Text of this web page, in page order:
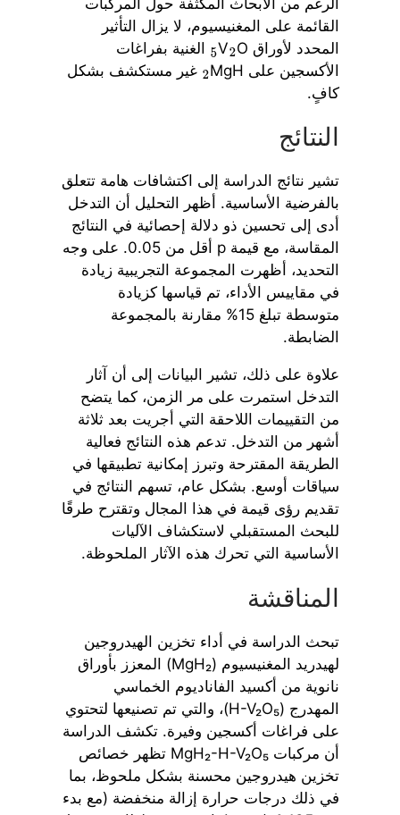
القائمة على المغنيسيوم، لا يزال التأثير
المحدد لأوراق V
2O
5 الغنية بفراغات
الأكسجين على MgH
2 غير مستكشف بشكل
كافٍ.
النتائج
تشير نتائج الدراسة إلى اكتشافات هامة تتعلق
بالفرضية الأساسية. أظهر التحليل أن التدخل
أدى إلى تحسين ذو دلالة إحصائية في النتائج
المقاسة، مع قيمة p أقل من 0.05. على وجه
التحديد، أظهرت المجموعة التجريبية زيادة
في مقاييس الأداء، تم قياسها كزيادة
متوسطة تبلغ 15% مقارنة بالمجموعة
الضابطة.
علاوة على ذلك، تشير البيانات إلى أن آثار
التدخل استمرت على مر الزمن، كما يتضح
من التقييمات اللاحقة التي أجريت بعد ثلاثة
أشهر من التدخل. تدعم هذه النتائج فعالية
الطريقة المقترحة وتبرز إمكانية تطبيقها في
سياقات أوسع. بشكل عام، تسهم النتائج في
تقديم رؤى قيمة في هذا المجال وتقترح طرقًا
للبحث المستقبلي لاستكشاف الآليات
الأساسية التي تحرك هذه الآثار الملحوظة.
المناقشة
تبحث الدراسة في أداء تخزين الهيدروجين
لهيدريد المغنيسيوم (MgH₂) المعزز بأوراق
نانوية من أكسيد الفاناديوم الخماسي
المهدرج (H-V₂O₅)، والتي تم تصنيعها لتحتوي
على فراغات أكسجين وفيرة. تكشف الدراسة
أن مركبات MgH₂-H-V₂O₅ تظهر خصائص
تخزين هيدروجين محسنة بشكل ملحوظ، بما
في ذلك درجات حرارة إزالة منخفضة (مع بدء